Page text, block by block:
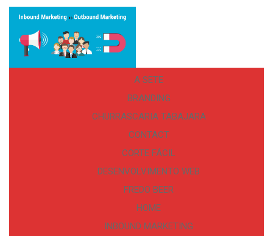
A SETE
BRANDING
CHURRASCARIA TABAJARA
CONTACT
CORTE FÁCIL
DESENVOLVIMENTO WEB
FREDO BEER
HOME
INBOUND MARKETING